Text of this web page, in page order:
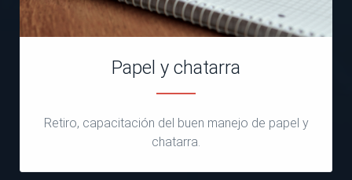
Papel y chatarra
Retiro, capacitación del buen manejo de papel y
chatarra.